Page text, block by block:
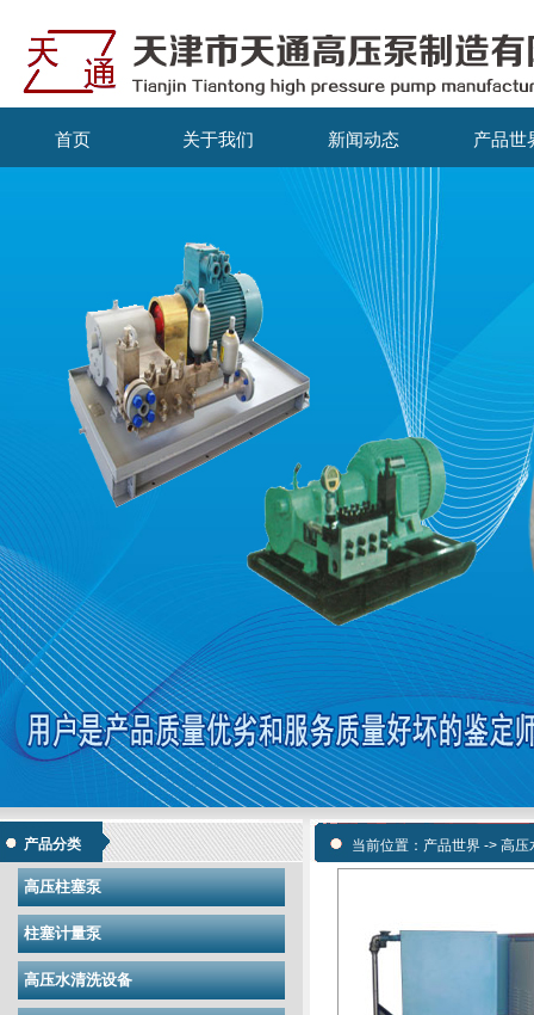
首页 关于我们 新闻动态 产品世
产品分类
高压柱塞泵
柱塞计量泵
高压水清洗设备
当前位置： 产品世界 -> 高压